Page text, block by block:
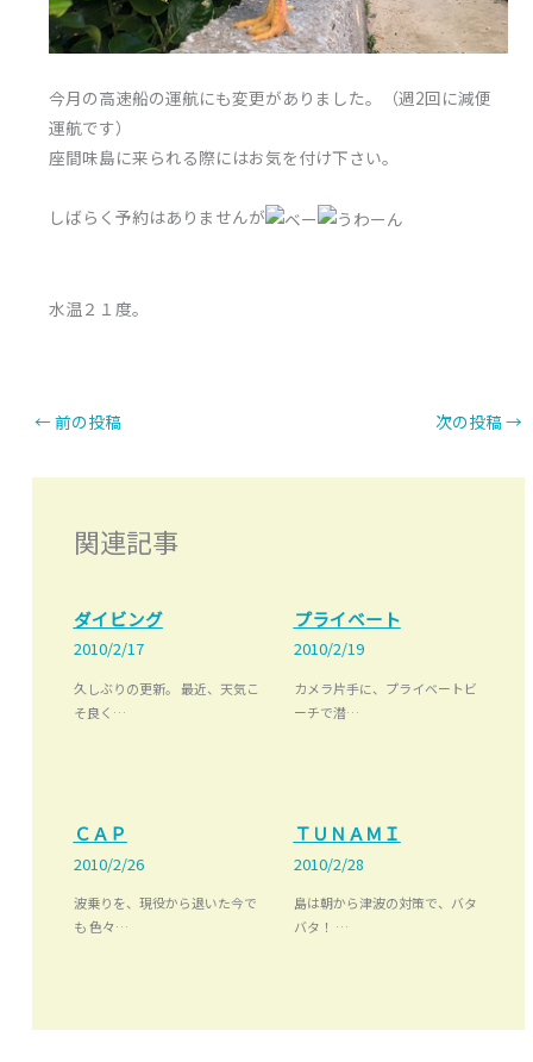
今月の高速船の運航にも変更がありました。（週2回に減便
運航です）
座間味島に来られる際にはお気を付け下さい。
しばらく予約はありませんが
水温２１度。
←前の投稿 次の投稿 →
関連記事
ダイビング
2010/2/17
久しぶりの更新。 最近、天気こ
そ良く…
プライベート
2010/2/19
カメラ片手に、プライベートビ
ーチで潜…
ＣＡＰ
2010/2/26
波乗りを、現役から退いた今で
も 色々…
ＴＵＮＡＭＩ
2010/2/28
島は朝から津波の対策で、バタ
バタ！ …